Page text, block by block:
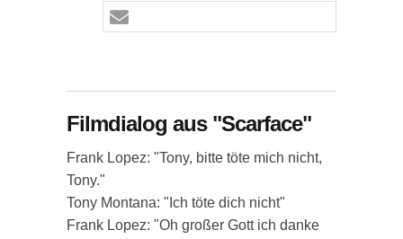
Filmdialog aus "Scarface"
Frank Lopez: "Tony, bitte töte mich nicht,
Tony."
Tony Montana: "Ich töte dich nicht"
Frank Lopez: "Oh großer Gott ich danke